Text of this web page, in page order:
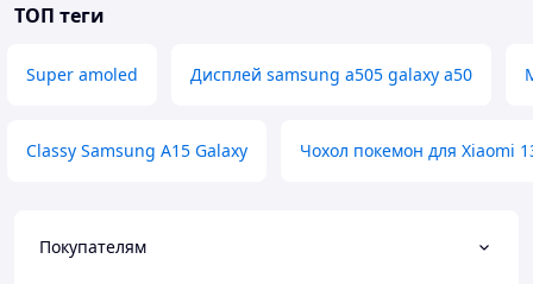
ТОП теги
Super amoled Дисплей samsung a505 galaxy a50
Classy Samsung A15 Galaxy Чохол покемон для Xiaomi
Покупателям